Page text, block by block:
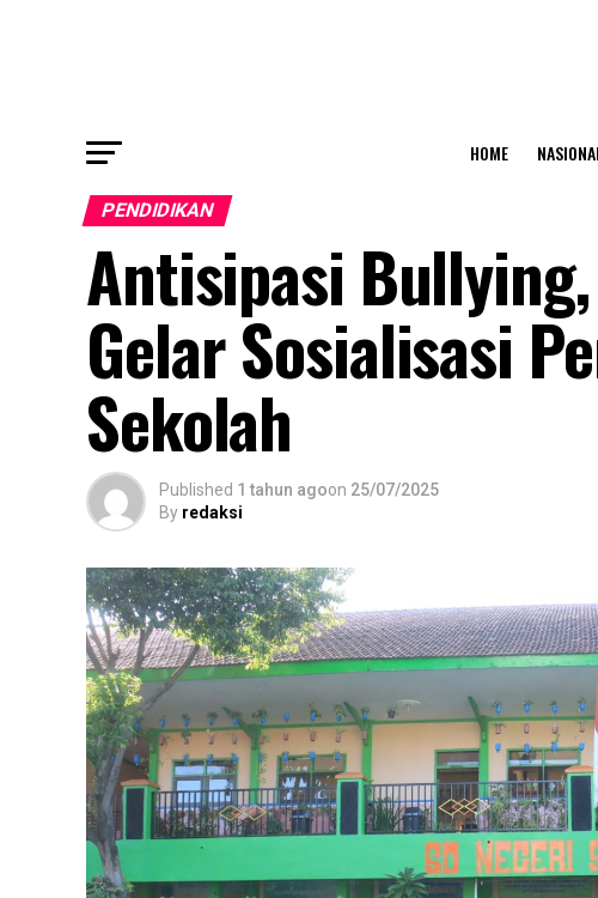
HOME
PENDIDIKAN
Antisipasi
Gelar Sosialisasi
Sekolah
Published 1 tahun agoon 25/07/2025
By redaksi